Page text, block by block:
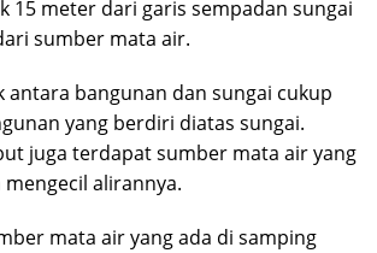
15 meter dari garis sempadan sungai
sumber mata air.
antara bangunan dan sungai cukup
yang berdiri diatas sungai.
juga terdapat sumber mata air yang
alirannya.
mata air yang ada di samping